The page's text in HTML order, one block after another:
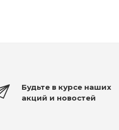
Будьте в курсе наших
акций и новостей